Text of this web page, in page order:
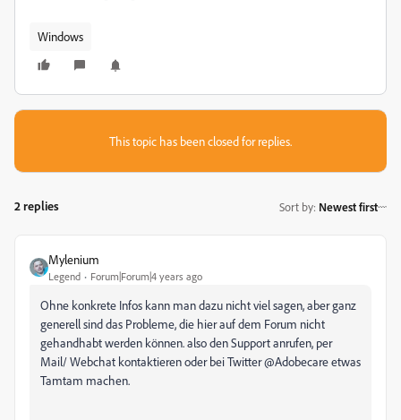
Windows
This topic has been closed for replies.
2 replies Sort by: Newest first
Mylenium
Legend Forum|Forum|4 years ago
Ohne konkrete Infos kann man dazu nicht viel sagen, aber ganz
generell sind das Probleme, die hier auf dem Forum nicht
gehandhabt werden können. also den Support anrufen, per
Mail/ Webchat kontaktieren oder bei Twitter @Adobecare etwas
Tamtam machen.